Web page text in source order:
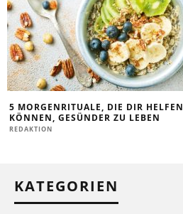
5 MORGENRITUALE, DIE DIR HELFEN
KÖNNEN, GESÜNDER ZU LEBEN
REDAKTION
KATEGORIEN